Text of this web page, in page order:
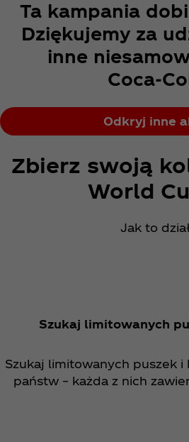
Ta kampania
Dziękujemy za
inne
Odkryj inne
Zbierz swoją
World
Jak to
Szukaj limitowanych
Szukaj limitowanych puszek
państw – każda z nich